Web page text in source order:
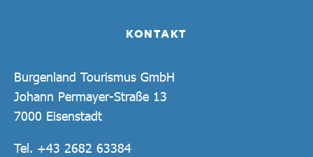
KONTAKT
Burgenland Tourismus GmbH
Johann Permayer-Straße 13
7000 Eisenstadt
Tel. +43 2682 63384